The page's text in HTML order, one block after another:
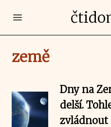
Open main menu
země
Dny na
delší.
zvládnout